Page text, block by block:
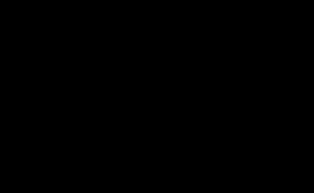
Utrecht